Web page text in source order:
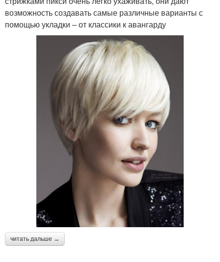
возможность создавать самые различные варианты с
помощью укладки – от классики к авангарду
читать дальше →